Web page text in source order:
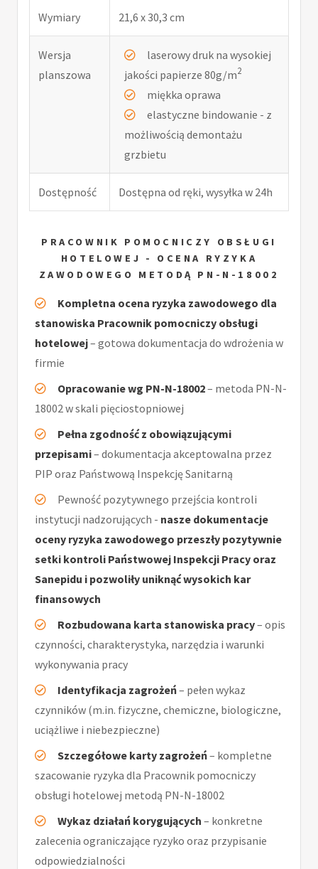
Wymiary 21,6 x 30,3 cm
Wersja
planszowa
laserowy druk na wysokiej
jakości papierze 80g/m2
miękka oprawa
elastyczne bindowanie - z
możliwością demontażu
grzbietu
Dostępność Dostępna od ręki, wysyłka w 24h
PRACOWNIK POMOCNICZY OBSŁUGI
HOTELOWEJ - OCENA RYZYKA
ZAWODOWEGO METODĄ PN-N-18002
Kompletna ocena ryzyka zawodowego dla
stanowiska Pracownik pomocniczy obsługi
hotelowej– gotowa dokumentacja do wdrożenia w
firmie
Opracowanie wg PN-N-18002– metoda PN-N-
18002 w skali pięciostopniowej
Pełna zgodność z obowiązującymi
przepisami– dokumentacja akceptowalna przez
PIP oraz Państwową Inspekcję Sanitarną
Pewność pozytywnego przejścia kontroli
instytucji nadzorujących - nasze dokumentacje
oceny ryzyka zawodowego przeszły pozytywnie
setki kontroli Państwowej Inspekcji Pracy oraz
Sanepidu i pozwoliły uniknąć wysokich kar
finansowych
Rozbudowana karta stanowiska pracy– opis
czynności, charakterystyka, narzędzia i warunki
wykonywania pracy
Identyfikacja zagrożeń– pełen wykaz
czynników (m.in. fizyczne, chemiczne, biologiczne,
uciążliwe i niebezpieczne)
Szczegółowe karty zagrożeń– kompletne
szacowanie ryzyka dla Pracownik pomocniczy
obsługi hotelowej metodą PN-N-18002
Wykaz działań korygujących – konkretne
zalecenia ograniczające ryzyko oraz przypisanie
odpowiedzialności